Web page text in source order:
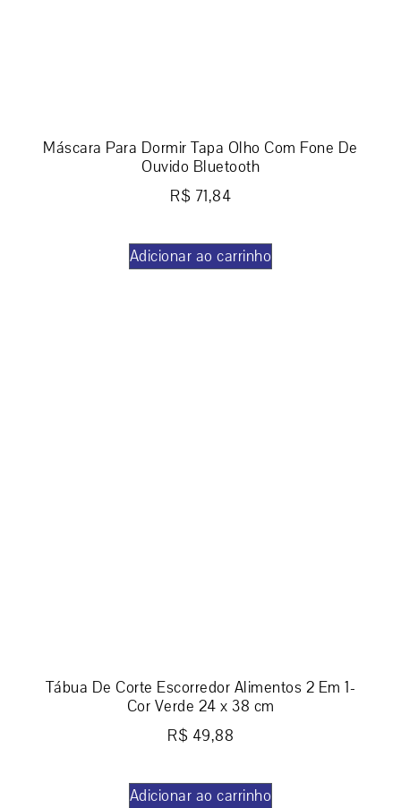
Máscara Para Dormir Tapa Olho Com Fone De
Ouvido Bluetooth
R$ 71,84
Adicionar ao carrinho
Tábua De Corte Escorredor Alimentos 2 Em 1-
Cor Verde 24 x 38 cm
R$ 49,88
Adicionar ao carrinho